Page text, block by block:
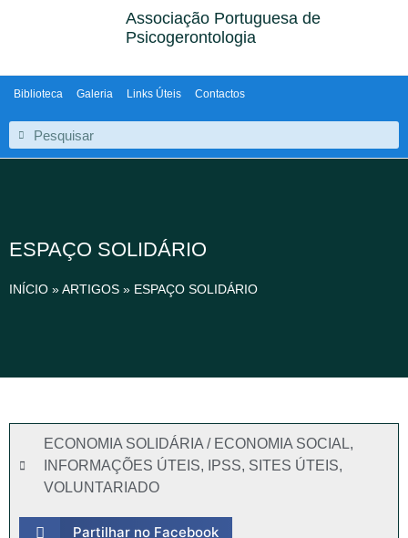
Associação Portuguesa de
Psicogerontologia
Biblioteca Galeria Links Úteis Contactos
ESPAÇO SOLIDÁRIO
INÍCIO »ARTIGOS » ESPAÇO SOLIDÁRIO
ECONOMIA SOLIDÁRIA / ECONOMIA SOCIAL,
INFORMAÇÕES ÚTEIS, IPSS, SITES ÚTEIS,
VOLUNTARIADO
Partilhar no Facebook